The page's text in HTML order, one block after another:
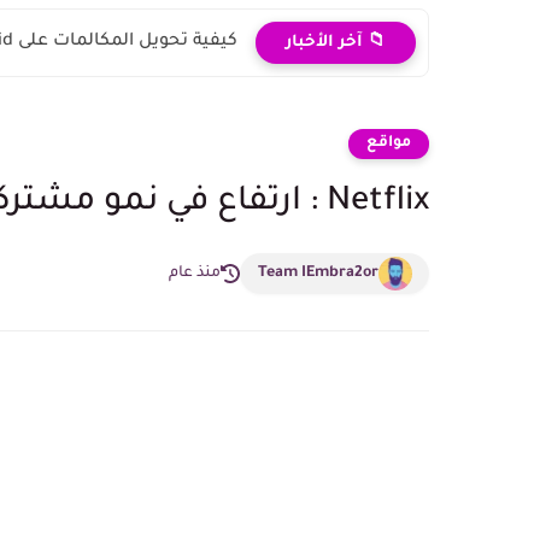
📁 آخر الأخبار كيفية تحويل المكالمات على Android و iPhone
مواقع
Netflix : ارتفاع في نمو مشتركين جدد 975.77 مليون صافي - 2026
Team IEmbra2or منذ عام